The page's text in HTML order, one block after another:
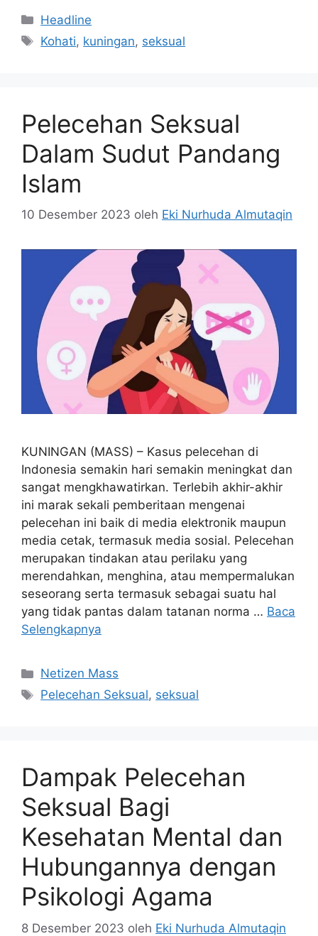
Kategori
Headline
Tag
Kohati, kuningan, seksual
Pelecehan Seksual
Dalam Sudut Pandang
Islam
10 Desember 2023 oleh Eki Nurhuda Almutaqin
KUNINGAN (MASS) – Kasus pelecehan di
Indonesia semakin hari semakin meningkat dan
sangat mengkhawatirkan. Terlebih akhir-akhir
ini marak sekali pemberitaan mengenai
pelecehan ini baik di media elektronik maupun
media cetak, termasuk media sosial. Pelecehan
merupakan tindakan atau perilaku yang
merendahkan, menghina, atau mempermalukan
seseorang serta termasuk sebagai suatu hal
yang tidak pantas dalam tatanan norma … Baca
Selengkapnya
Kategori
Netizen Mass
Tag
Pelecehan Seksual, seksual
Dampak Pelecehan
Seksual Bagi
Kesehatan Mental dan
Hubungannya dengan
Psikologi Agama
8 Desember 2023 oleh Eki Nurhuda Almutaqin